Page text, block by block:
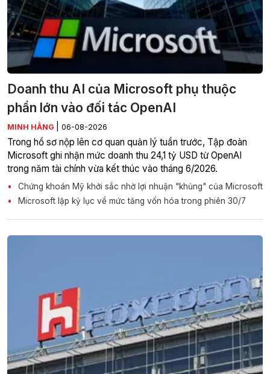
Doanh thu AI của Microsoft phụ thuộc
phần lớn vào đối tác OpenAI
MINH HẰNG 06-08-2026
Trong hồ sơ nộp lên cơ quan quản lý tuần trước, Tập đoàn
Microsoft ghi nhận mức doanh thu 24,1 tỷ USD từ OpenAI
trong năm tài chính vừa kết thúc vào tháng 6/2026.
Chứng khoán Mỹ khởi sắc nhờ lợi nhuận "khủng" của Microsoft
Microsoft lập kỷ lục về mức tăng vốn hóa trong phiên 30/7